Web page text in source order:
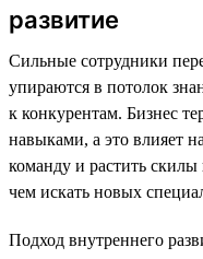
развитие
Сильные сотрудники
упираются в потолок
к конкурентам. Бизнес
навыками, а это влияет
команду и растить
чем искать новых
Подход внутреннего